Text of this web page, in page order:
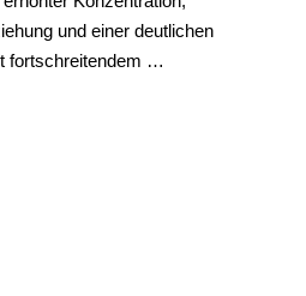
und einer deutlichen
fortschreitendem …